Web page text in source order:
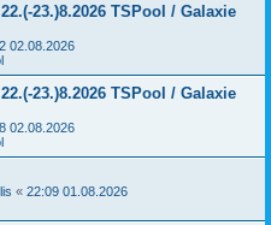
23.)8.2026 TSPool / Galaxie
02.08.2026
23.)8.2026 TSPool / Galaxie
02.08.2026
« 22:09 01.08.2026